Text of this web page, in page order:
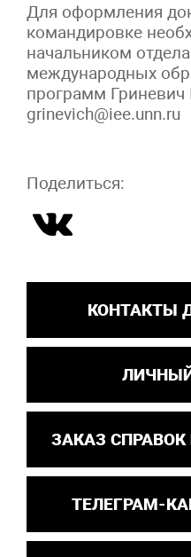
Для оформления
командировке
начальником
международных
программ
grinevich@iee.unn.ru
Поделиться:
КОНТАКТЫ
ЗАКАЗ
ТЕЛЕГРАМ-